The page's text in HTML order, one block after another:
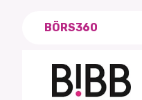
BÖRS360